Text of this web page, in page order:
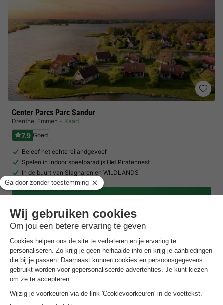
Center Parcs Parc Sandur
Drenthe, Emmen Kaart
7.9 Goed
Beleef het echte ‘eilandgevoel’
Spelen in indoor speelparadijs Het Piratennest
In de buurt van Slagharen en WILDLANDS